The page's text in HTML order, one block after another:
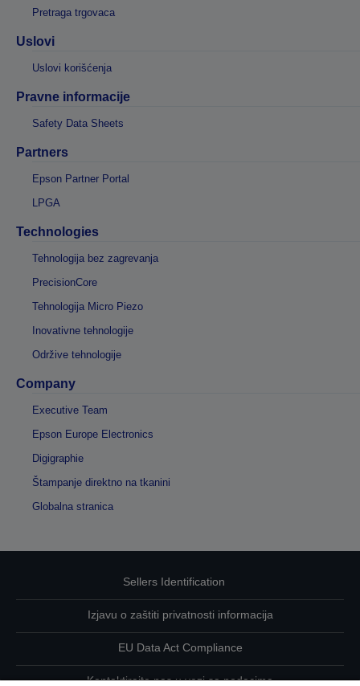
Pretraga trgovaca
Uslovi
Uslovi korišćenja
Pravne informacije
Safety Data Sheets
Partners
Epson Partner Portal
LPGA
Technologies
Tehnologija bez zagrevanja
PrecisionCore
Tehnologija Micro Piezo
Inovativne tehnologije
Održive tehnologije
Company
Executive Team
Epson Europe Electronics
Digigraphie
Štampanje direktno na tkanini
Globalna stranica
Sellers Identification
Izjavu o zaštiti privatnosti informacija
EU Data Act Compliance
Kontaktirajte nas u vezi sa podacima